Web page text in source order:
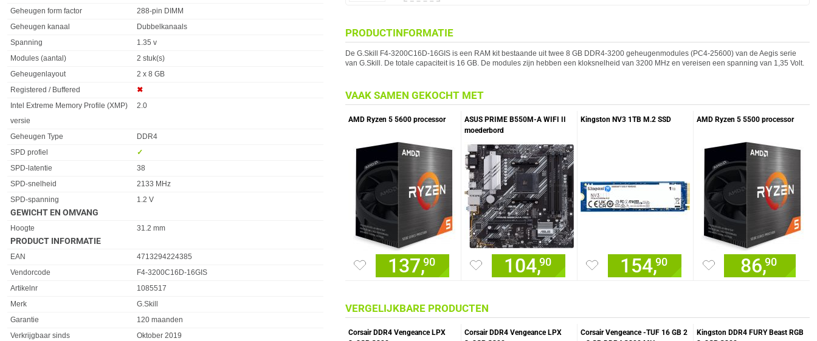
Geheugen form factor
288-pin DIMM
Geheugen kanaal
Dubbelkanaals
Spanning
1.35 v
Modules (aantal)
2 stuk(s)
Geheugenlayout
2 x 8 GB
Registered / Buffered
✖︎
Intel Extreme Memory Profile (XMP)
versie
2.0
Geheugen Type
DDR4
SPD profiel
✓︎
SPD-latentie
38
SPD-snelheid
2133 MHz
SPD-spanning
1.2 V
GEWICHT EN OMVANG
Eigenschap
Hoogte 31.2 mm
PRODUCT INFORMATIE
EAN
4713294224385
Vendorcode
F4-3200C16D-16GIS
Artikelnr
1085517
Merk
G.Skill
Garantie
120 maanden
Verkrijgbaar sinds
Oktober 2019
PRODUCTINFORMATIE
De G.Skill
F4-3200C16D-16GIS is een RAM kit bestaande uit twee 8 GB DDR4-3200 geheugenmodules (PC4-25600) van de Aegis serie
van G.Skill . De totale capaciteit is 16 GB. De modules zijn hebben een kloksnelheid van 3200 MHz en vereisen een spanning van 1,35 Volt.
VAAK SAMEN GEKOCHT MET
AMD Ryzen 5 5600 processor
137,90
ASUS PRIME B550M-A WIFI II
moederbord
104,90
Kingston NV3 1TB M.2 SSD
154,90
AMD Ryzen 5 5500 processor
86,90
VERGELIJKBARE PRODUCTEN
Corsair DDR4 Vengeance LPX
Corsair DDR4 Vengeance LPX
Corsair Vengeance -TUF 16 GB 2
Kingston DDR4 FURY Beast RGB